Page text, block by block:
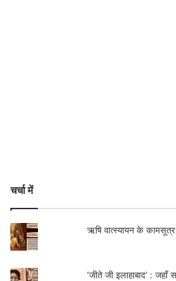
चर्चा में
ऋषि वात्स्यायन के
‘जीते जी इलाहाबाद’ :